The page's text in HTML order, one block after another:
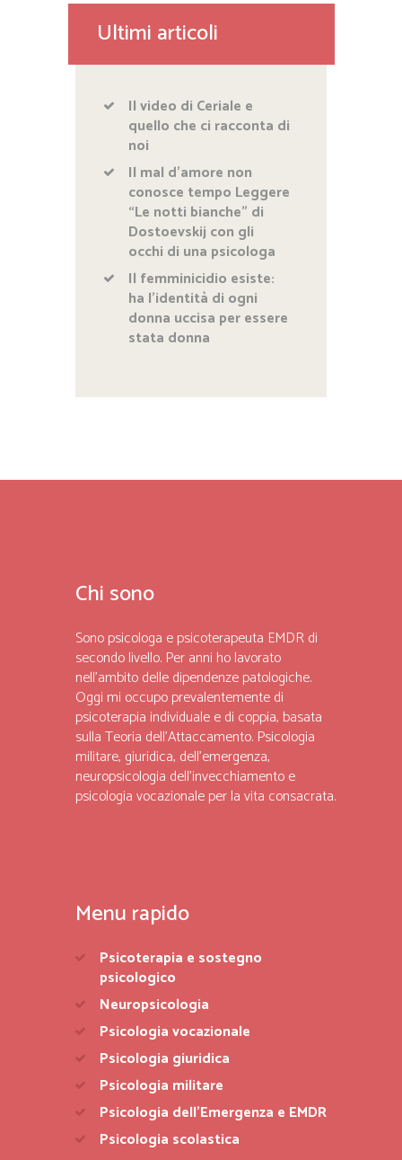
Ultimi articoli
Il video di Ceriale e
quello che ci racconta di
noi
Il mal d’amore non
conosce tempo Leggere
“Le notti bianche” di
Dostoevskij con gli
occhi di una psicologa
Il femminicidio esiste:
ha l’identità di ogni
donna uccisa per essere
stata donna
Chi sono
Sono psicologa e psicoterapeuta EMDR di
secondo livello. Per anni ho lavorato
nell’ambito delle dipendenze patologiche.
Oggi mi occupo prevalentemente di
psicoterapia individuale e di coppia, basata
sulla Teoria dell’Attaccamento. Psicologia
militare, giuridica, dell’emergenza,
neuropsicologia dell’invecchiamento e
psicologia vocazionale per la vita consacrata.
Menu rapido
Psicoterapia e sostegno
psicologico
Neuropsicologia
Psicologia vocazionale
Psicologia giuridica
Psicologia militare
Psicologia dell’Emergenza e EMDR
Psicologia scolastica